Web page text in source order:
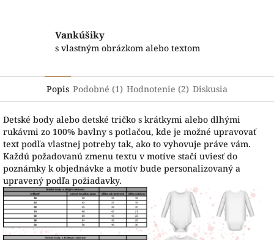
Vankúšiky
s vlastným obrázkom alebo textom
Popis Podobné (1) Hodnotenie (2) Diskusia
Detské body alebo detské tričko s krátkymi alebo dlhými
rukávmi zo 100% bavlny s potlačou, kde je možné upravovať
text podľa vlastnej potreby tak, ako to vyhovuje práve vám.
Každú požadovanú zmenu textu v motíve stačí uviesť do
poznámky k objednávke a motív bude personalizovaný a
upravený podľa požiadavky.